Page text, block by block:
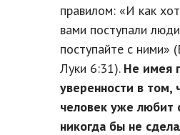
правилом: «И как
вами поступали
поступайте с ними»
Луки 6:31). Не имея
уверенности в том,
человек уже любит
никогда бы не